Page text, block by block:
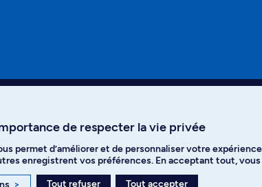
Instagram TikTok YouTube
de respecter la vie privée
permet d’améliorer et de personnaliser votre
enregistrent vos préférences. En acceptant tout,
> Tout refuser Tout accepter